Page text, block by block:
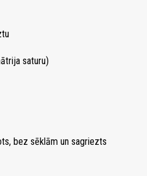
saturu)
bez sēklām un sagriezts